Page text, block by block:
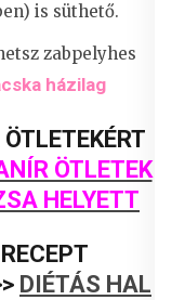
is süthető.
zabpelyhes
házilag
ÖTLETEK
HELYETT
DIÉTÁS HAL